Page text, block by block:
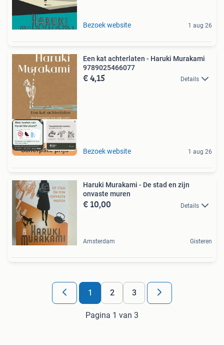
Bezoek website 1 aug 26
Scherpste prijs
Een kat achterlaten - Haruki Murakami
9789025466077
€ 4,15 Details
Bezoek website 1 aug 26
Haruki Murakami - De stad en zijn
onvaste muren
€ 10,00 Details
Amsterdam Gisteren
1 2 3
Pagina 1 van 3